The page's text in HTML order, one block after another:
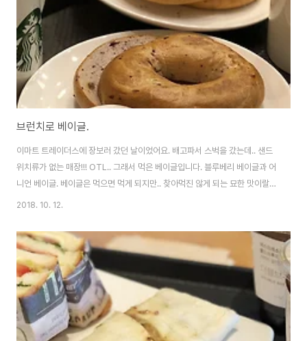
브런치로 베이글.
이마트 트레이더스에 장보러 갔던 날이었어요. 배고파서 스벅을 갔는데.. 샌드
위치류가 없는 매장!!! OTL.. 그래서 먹은 베이글입니다. 블루베리 베이글과 어
니언 베이글. 베이글은 먹으면 먹게 되지만.. 찾아먹진 않게 되는 묘한 맛이랄까
요? 그런게 있는거 같아요. ㅎㅎ ※ PC가 정상화 되었습니다. 물론 데이터는 모
다음주부터는 포스팅 정상화가 되리라.. 믿어봅니.. (응?)
2018. 10. 12.